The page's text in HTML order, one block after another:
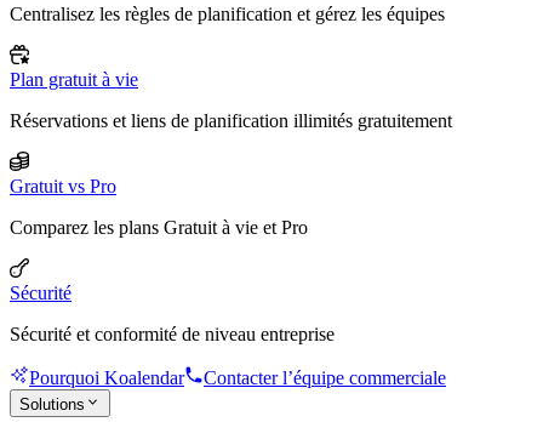
Centralisez les règles de planification et gérez les équipes
Plan gratuit à vie
Réservations et liens de planification illimités gratuitement
Gratuit vs Pro
Comparez les plans Gratuit à vie et Pro
Sécurité
Sécurité et conformité de niveau entreprise
Pourquoi Koalendar Contacter l’équipe commerciale
Solutions